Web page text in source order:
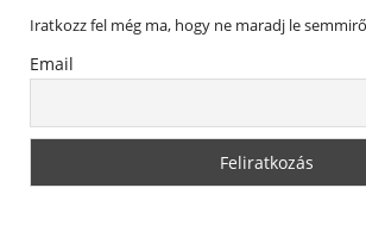
Iratkozz fel még ma, hogy ne maradj le
Email